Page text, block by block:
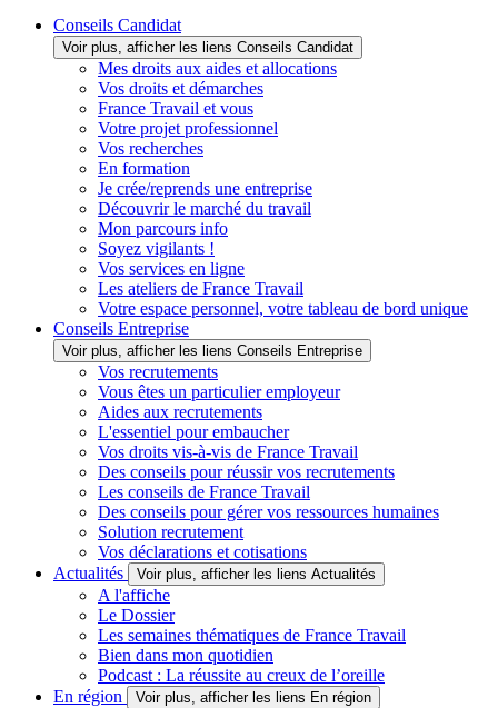
Conseils Candidat
Voir plus, afficher les liens Conseils Candidat
Mes droits aux aides et allocations
Vos droits et démarches
France Travail et vous
Votre projet professionnel
Vos recherches
En formation
Je crée/reprends une entreprise
Découvrir le marché du travail
Mon parcours info
Soyez vigilants !
Vos services en ligne
Les ateliers de France Travail
Votre espace personnel, votre tableau de bord unique
Conseils Entreprise
Voir plus, afficher les liens Conseils Entreprise
Vos recrutements
Vous êtes un particulier employeur
Aides aux recrutements
L'essentiel pour embaucher
Vos droits vis-à-vis de France Travail
Des conseils pour réussir vos recrutements
Les conseils de France Travail
Des conseils pour gérer vos ressources humaines
Solution recrutement
Vos déclarations et cotisations
Actualités
Voir plus, afficher les liens Actualités
A l'affiche
Le Dossier
Les semaines thématiques de France Travail
Bien dans mon quotidien
Podcast : La réussite au creux de l’oreille
En région
Voir plus, afficher les liens En région